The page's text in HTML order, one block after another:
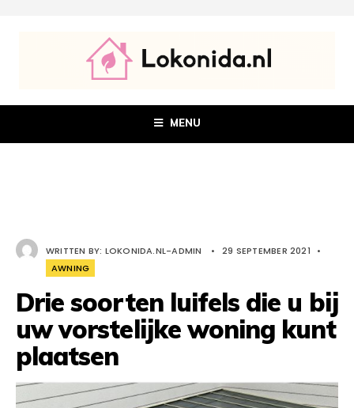
MENU
WRITTEN BY: LOKONIDA.NL-ADMIN • 29 SEPTEMBER 2021
•
AWNING
Drie soorten luifels die u bij
uw vorstelijke woning kunt
plaatsen